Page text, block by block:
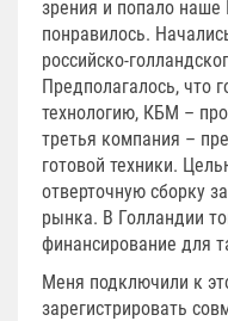
зрения и попало
понравилось.
российско-
Предполагалось, что
технологию, КБМ –
третья компания –
готовой техники.
отверточную сборку
рынка. В Голландии
финансирование для
Меня подключили к
зарегистрировать